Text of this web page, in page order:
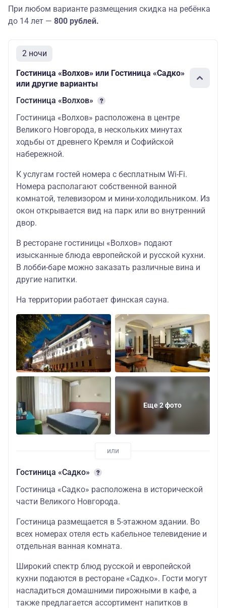
стол,
г. Псков, гост. Двор
Подзноева 4*/
«Интурист» 3*
Завтрак –
комплекс ДО 28.02
г. Псков, гост.
«Октябрьская» 3*/
гост. «Рижская» 3*
швед. стол
55040
Волхов» 4* швед.
стол
г. Псков, гост.
набережная 3*/
комплекс
63424 73408 50112
Волхов» 4* швед.
стол,
г. Псков, гост.
Покровский 4*/
Волхов» 4* швед.
стол
г. Псков, гост. Двор
Подзноева 4*/
швед. стол
68544 77248 48832
При любом варианте размещения скидка на ребёнка
до 14 лет — 800 рублей.
2 ночи
Гостиница «Волхов» или Гостиница «Садко»
или другие варианты
Гостиница «Волхов»
Гостиница «Волхов» расположена в центре
Великого Новгорода, в нескольких минутах
ходьбы от древнего Кремля и Софийской
набережной.
К услугам гостей номера с бесплатным Wi-Fi.
Номера располагают собственной ванной
комнатой, телевизором и мини-холодильником. Из
окон открывается вид на парк или во внутренний
двор.
В ресторане гостиницы «Волхов» подают
изысканные блюда европейской и русской кухни.
В лобби-баре можно заказать различные вина и
другие напитки.
На территории работает финская сауна.
Еще 2 фото
Гостиница «Садко»
Гостиница «Садко» расположена в исторической
части Великого Новгорода.
Гостиница размещается в 5-этажном здании. Во
всех номерах отеля есть кабельное телевидение и
отдельная ванная комната.
Широкий спектр блюд русской и европейской
кухни подаются в ресторане «Садко». Гости могут
насладиться домашними пирожными в кафе, а
также предлагается ассортимент напитков в